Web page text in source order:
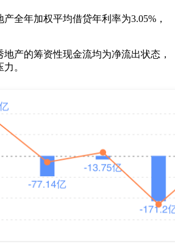
全年加权平均借贷年利率为3.05%，
地产的筹资性现金流均为净流出状态，
。